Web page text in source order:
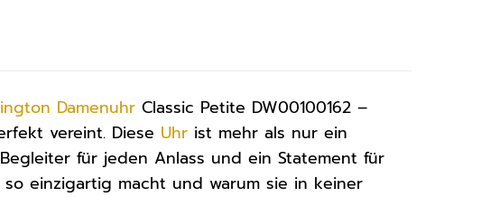
Damenuhr Classic Petite DW00100162 –
vereint. Diese Uhr ist mehr als nur ein
für jeden Anlass und ein Statement für
einzigartig macht und warum sie in keiner